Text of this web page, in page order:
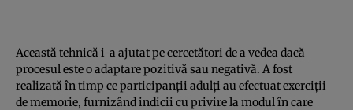
Această tehnică i-a ajutat pe cercetători de a vedea dacă
procesul este o adaptare pozitivă sau negativă. A fost
realizată în timp ce participanţii adulţi au efectuat exerciţii
de memorie, furnizând indicii cu privire la modul în care